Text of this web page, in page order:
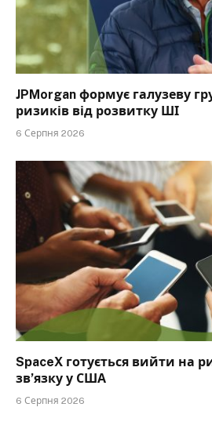
JPMorgan формує галузеву
ризиків від розвитку ШІ
6 Серпня 2026
SpaceX готується вийти на
зв’язку у США
6 Серпня 2026